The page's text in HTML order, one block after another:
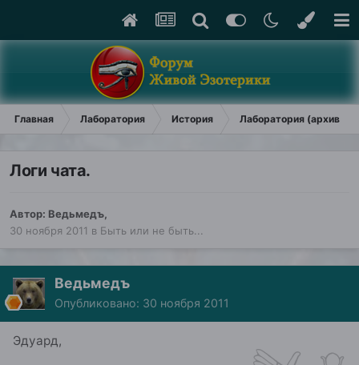
Главная Лаборатория История Лаборатория (архив)
Логи чата.
Автор: Ведьмедъ,
30 ноября 2011 в Быть или не быть...
Ведьмедъ
Опубликовано: 30 ноября 2011
Эдуард,